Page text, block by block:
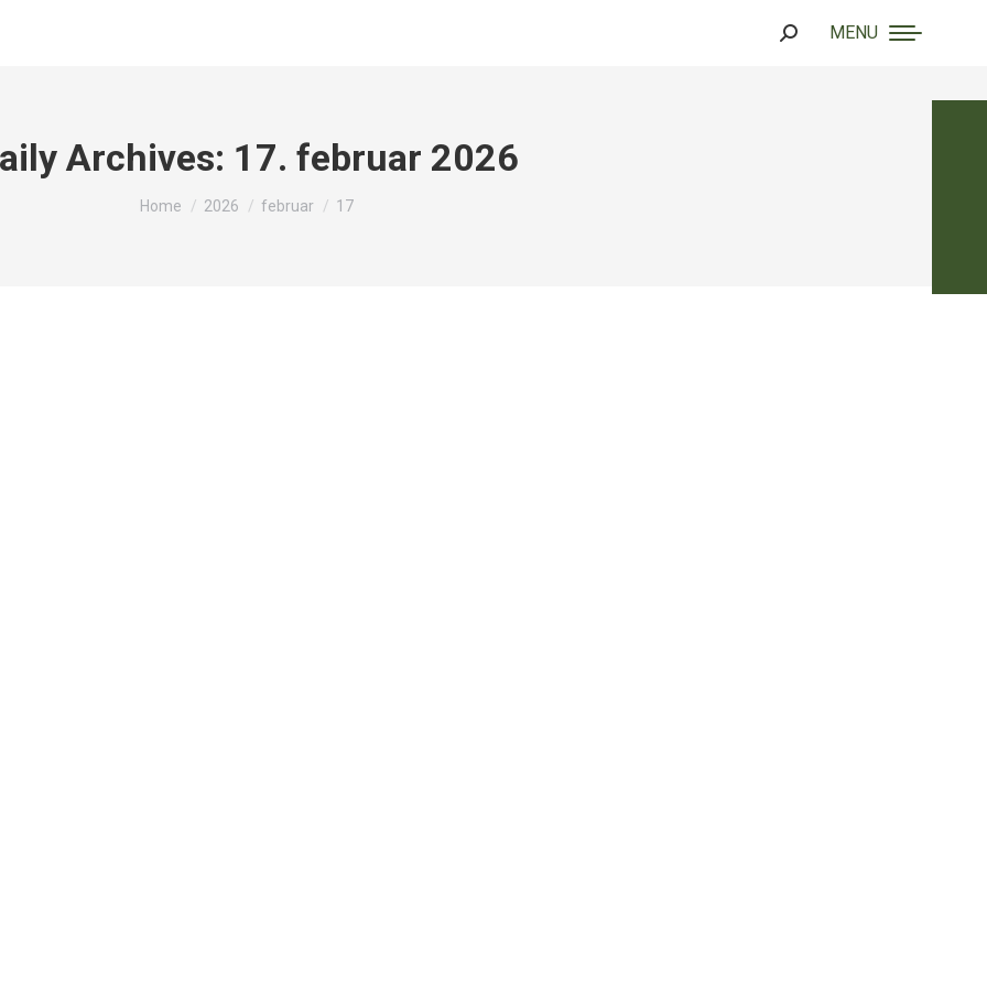
MENU
Search:
Archives: 17. februar 2026
You are here:
Home 2026 februar 17